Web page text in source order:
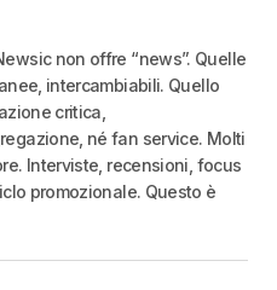
non offre “news”. Quelle
intercambiabili. Quello
critica,
né fan service. Molti
Interviste, recensioni, focus
promozionale. Questo è